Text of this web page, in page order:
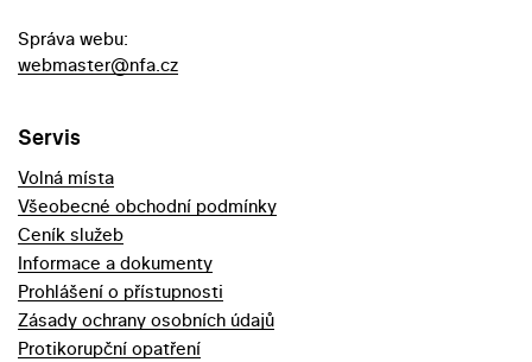
Správa webu:
webmaster@nfa.cz
Servis
Volná místa
Všeobecné obchodní podmínky
Ceník služeb
Informace a dokumenty
Prohlášení o přístupnosti
Zásady ochrany osobních údajů
Protikorupční opatření